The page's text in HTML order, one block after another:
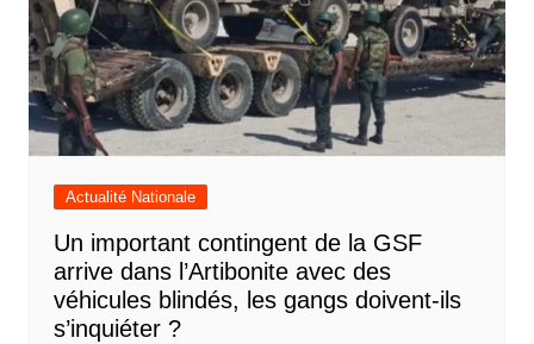
Actualité Nationale
Un important contingent de la GSF
arrive dans l’Artibonite avec des
véhicules blindés, les gangs doivent-ils
s’inquiéter ?